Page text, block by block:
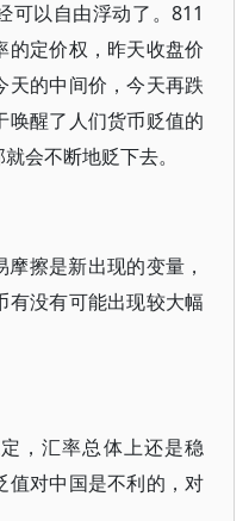
可以自由浮动了。811
的定价权，昨天收盘价
天的中间价，今天再跌
唤醒了人们货币贬值的
会不断地贬下去。
摩擦是新出现的变量，
有没有可能出现较大幅
，汇率总体上还是稳
值对中国是不利的，对